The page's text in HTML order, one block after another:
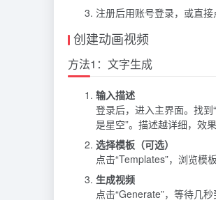
注册后用账号登录，或直接
创建动画视频
方法1：文字生成
输入描述
登录后，进入主界面。找
是星空”。描述越详细，效果
选择模板（可选）
点击“Templates”，浏览模
生成视频
点击“Generate”，等待几